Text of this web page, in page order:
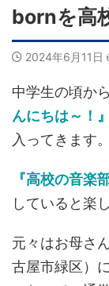
bornを高
2024年6月11日
中学生の頃か
んにちは～！』
入ってきます。
『高校の音楽
していると楽
元々はお母さ
古屋市緑区）